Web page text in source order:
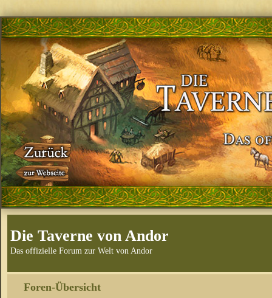
Die Taverne von Andor
Das offizielle Forum zur Welt von Andor
Foren-Übersicht